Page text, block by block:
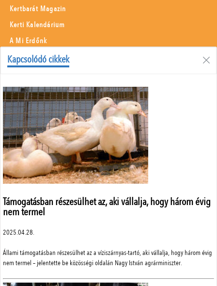
Kapcsolódó cikkek
Támogatásban részesülhet az, aki vállalja, hogy három évig
nem termel
2025.04.28.
Állami támogatásban részesülhet az a víziszárnyas-tartó, aki vállalja, hogy három évig
nem termel – jelentette be közösségi oldalán Nagy István agrárminiszter.
Kertbarát Magazin
Kerti Kalendárium
A Mi Erdőnk
Borászati Füzetek
Menü
Adatvédelem
Szerzői jogok
Impresszum
Médiaajánlat
Központi elérhetőségek
SimplePay adattovábbítási nyilatkozat
© 2023 Magyar Mezőgazdaság Kft.
A weboldalon a minőségi felhasználói élmény érdekében sütiket
Részletek